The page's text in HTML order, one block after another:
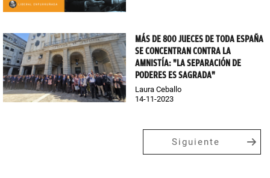
MÁS DE 800 JUECES DE TODA ESPAÑA
SE CONCENTRAN CONTRA LA
AMNISTÍA: "LA SEPARACIÓN DE
PODERES ES SAGRADA"
Laura Ceballo
14-11-2023
Siguiente